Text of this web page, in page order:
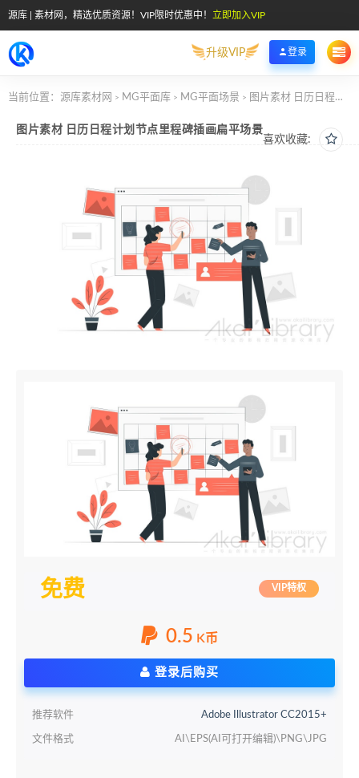
源库 | 素材网，精选优质资源！VIP限时优惠中！ 立即加入VIP
升级VIP 登录
当前位置： 源库素材网 > MG平面库 > MG平面场景 > 图片素材 日历日程计划节点里程碑插画扁平场景
喜欢收藏:
图片素材 日历日程计划节点里程碑插画扁平场景
免费 VIP特权
0.5 K币
登录后购买
推荐软件 Adobe Illustrator CC2015+
文件格式 AI\EPS(AI可打开编辑)\PNG\JPG